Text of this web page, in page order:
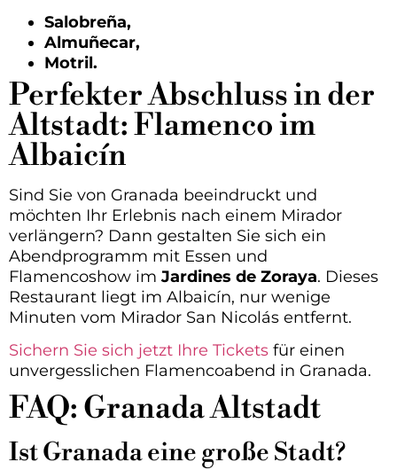
Salobreña,
Almuñecar,
Motril.
Perfekter Abschluss in der
Altstadt: Flamenco im
Albaicín
Sind Sie von Granada beeindruckt und
möchten Ihr Erlebnis nach einem Mirador
verlängern? Dann gestalten Sie sich ein
Abendprogramm mit Essen und
Flamencoshow imJardines de Zoraya. Dieses
Restaurant liegt im Albaicín, nur wenige
Minuten vom Mirador San Nicolás entfernt.
Sichern Sie sich jetzt Ihre Tickets für einen
unvergesslichen Flamencoabend in Granada.
FAQ: Granada Altstadt
Ist Granada eine große Stadt?